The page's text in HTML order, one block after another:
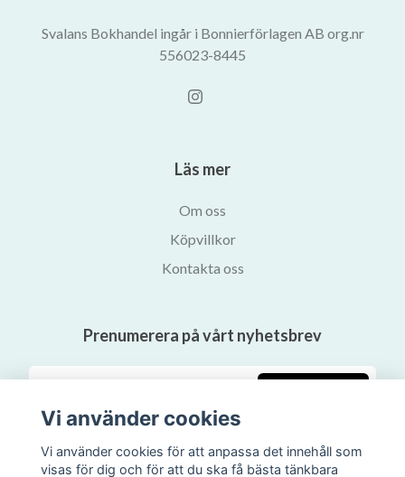
Svalans Bokhandel ingår i Bonnierförlagen AB org.nr
556023-8445
Läs mer
Om oss
Köpvillkor
Kontakta oss
Prenumerera på vårt nyhetsbrev
Vi använder cookies
Vi använder cookies för att anpassa det innehåll som
visas för dig och för att du ska få bästa tänkbara